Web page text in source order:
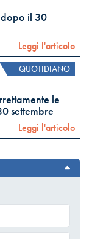
il 30
Leggi l'articolo
QUOTIDIANO
le
settembre
Leggi l'articolo